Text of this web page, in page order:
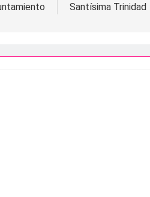
Santísima Trinidad